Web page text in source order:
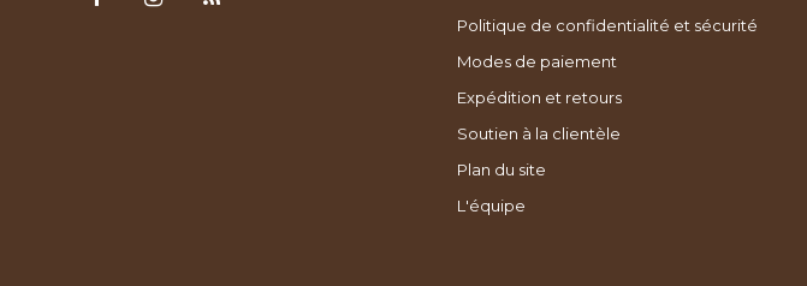
Politique de confidentialité et sécurité
Modes de paiement
Expédition et retours
Soutien à la clientèle
Plan du site
L'équipe